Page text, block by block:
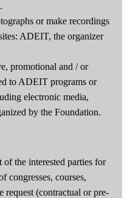
or make recordings
ADEIT, the organizer
promotional and / or
to ADEIT programs or
electronic media,
by the Foundation.
of the interested parties for
congresses, courses,
request (contractual or pre-